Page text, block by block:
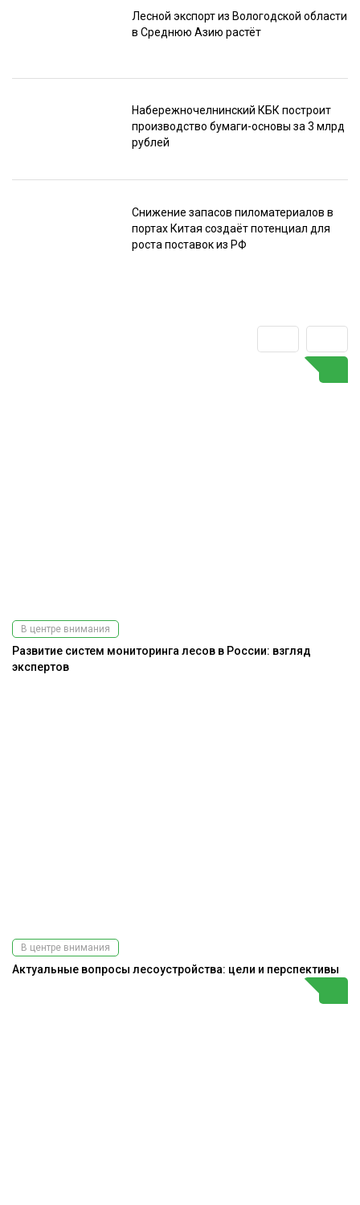
Лесной экспорт из Вологодской области
в Среднюю Азию растёт
Набережночелнинский КБК построит
производство бумаги-основы за 3 млрд
рублей
Снижение запасов пиломатериалов в
портах Китая создаёт потенциал для
роста поставок из РФ
В центре внимания
Развитие систем мониторинга лесов в России: взгляд
экспертов
В центре внимания
Актуальные вопросы лесоустройства: цели и перспективы